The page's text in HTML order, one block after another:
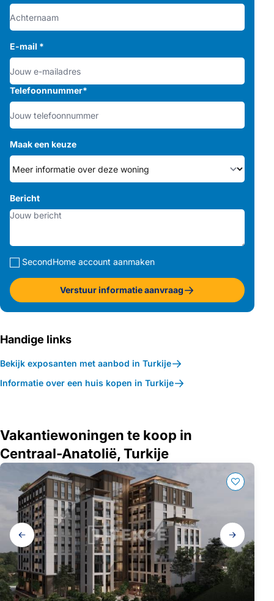
E-mail *
Telefoonnummer*
Maak een keuze
Bericht
SecondHome account aanmaken
Verstuur informatie aanvraag
Handige links
Bekijk exposanten met aanbod in Turkije
Informatie over een huis kopen in Turkije
Vakantiewoningen te koop in
Centraal-Anatolië, Turkije
Galerij
navigatie